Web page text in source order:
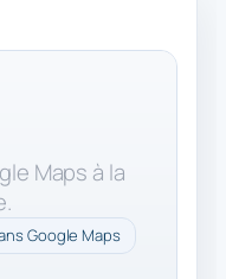
Maps à la
Google Maps